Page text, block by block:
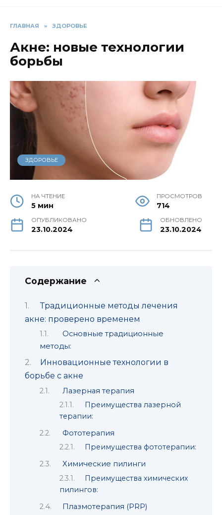
ГЛАВНАЯ » ЗДОРОВЬЕ
Акне: новые технологии
борьбы
ЗДОРОВЬЕ
НА ЧТЕНИЕ
5 мин
ПРОСМОТРОВ
714
ОПУБЛИКОВАНО
23.10.2024
ОБНОВЛЕНО
23.10.2024
Содержание
Традиционные методы лечения
акне: проверено временем
Основные традиционные
методы:
Инновационные технологии в
борьбе с акне
Лазерная терапия
Преимущества лазерной
терапии:
Фототерапия
Преимущества фототерапии:
Химические пилинги
Преимущества химических
пилингов:
Плазмотерапия (PRP)